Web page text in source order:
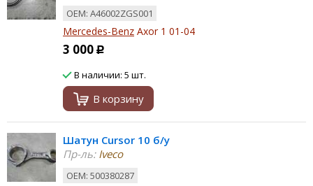
ОЕМ: A46002ZGS001
Mercedes-Benz Axor 1 01-04
3 000 Р
В наличии: 5 шт.
В корзину
Шатун Cursor 10 б/у
Пр-ль:Iveco
ОЕМ: 500380287